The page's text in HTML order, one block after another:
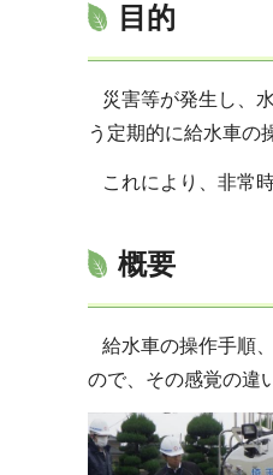
目的
災害等が発生し、
う定期的に給水車の
これにより、非常
概要
給水車の操作手順
ので、その感覚の違